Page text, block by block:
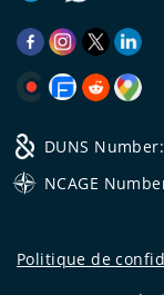
DUNS
NCAGE
Politique de